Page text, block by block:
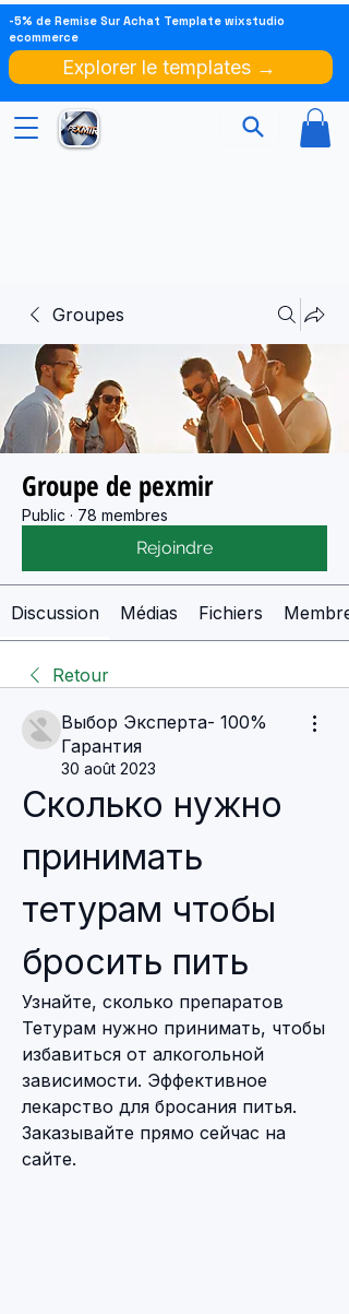
-5% de Remise Sur Achat Template wixstudio
ecommerce
Explorer le templates →
Groupes
Groupe de pexmir
Public · 78 membres
Rejoindre
Discussion Médias Fichiers
Retour
Выбор Эксперта- 100%
Гарантия
30 août 2023
Сколько нужно
принимать
тетурам чтобы
бросить пить
Узнайте, сколько препаратов
Тетурам нужно принимать, чтобы
избавиться от алкогольной
зависимости. Эффективное
лекарство для бросания питья.
Заказывайте прямо сейчас на
сайте.